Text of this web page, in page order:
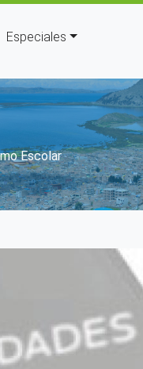
Especiales
Escolar